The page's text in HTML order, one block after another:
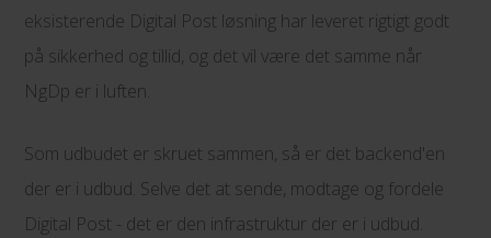
eksisterende Digital Post løsning har leveret rigtigt godt
på sikkerhed og tillid, og det vil være det samme når
NgDp er i luften.
Som udbudet er skruet sammen, så er det backend'en
der er i udbud. Selve det at sende, modtage og fordele
Digital Post - det er den infrastruktur der er i udbud.